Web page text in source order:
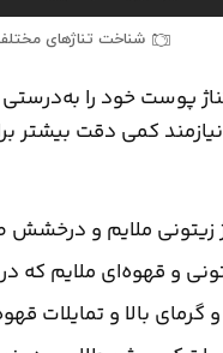
شناخت تناژهای
تناژ پوست خود را
کمی دقت بیشتر
زیتونی ملایم و درخشش
و قهوه‌ای ملایم
بالا و تمایلات